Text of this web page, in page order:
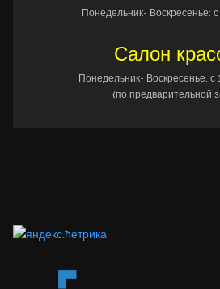
Понедельник- Воскресенье:
Салон
Понедельник- Воскресенье: с
(по предварительной